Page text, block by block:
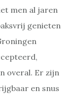
men al jaren
genieten
overal. Er zijn
en snus